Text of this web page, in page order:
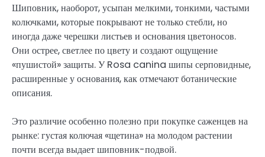
Шиповник, наоборот, усыпан мелкими, тонкими, частыми
колючками, которые покрывают не только стебли, но
иногда даже черешки листьев и основания цветоносов.
Они острее, светлее по цвету и создают ощущение
«пушистой» защиты. У Rosa canina шипы серповидные,
расширенные у основания, как отмечают ботанические
описания.
Это различие особенно полезно при покупке саженцев на
рынке: густая колючая «щетина» на молодом растении
почти всегда выдает шиповник-подвой.